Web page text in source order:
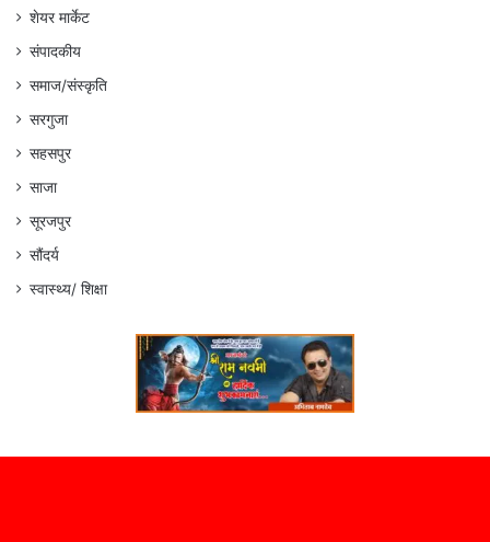
शेयर मार्केट
संपादकीय
समाज/संस्कृति
सरगुजा
सहसपुर
साजा
सूरजपुर
सौंदर्य
स्वास्थ्य/ शिक्षा